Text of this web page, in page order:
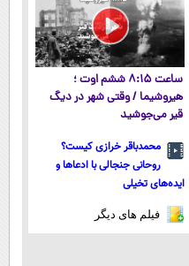
ساعت ۸:۱۵ ششم اوت ؛
هیروشیما / وقتی شهر در دیگ
قیر می‌جوشید
محمدباقر خرازی کیست؟
روحانی جنجالی با ادعاها و
ایده‌های تخیلی
فیلم های دیگر